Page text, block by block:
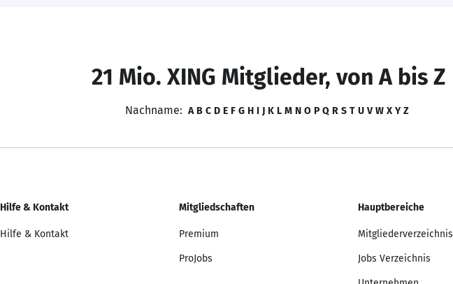
21 Mio. XING Mitglieder, von A bis Z
Nachname: A B C D E F G H I J K L M N O P Q R S T U V W X Y Z
Hilfe & Kontakt
Hilfe & Kontakt
Mitgliedschaften
Premium
ProJobs
Hauptbereiche
Mitgliederverzeichnis
Jobs Verzeichnis